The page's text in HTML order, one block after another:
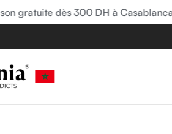
gratuite dès 300 DH à Casablanca